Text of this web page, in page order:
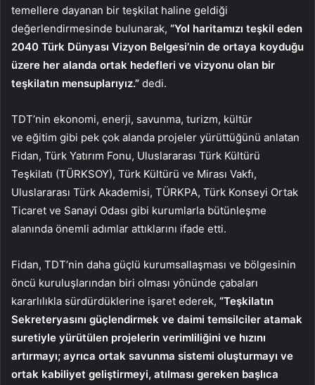
temellere dayanan bir teşkilat haline geldiği
değerlendirmesinde bulunarak, “Yol haritamızı teşkil eden
2040 Türk Dünyası Vizyon Belgesi’nin de ortaya koyduğu
üzere her alanda ortak hedefleri ve vizyonu olan bir
teşkilatın mensuplarıyız.” dedi.
TDT’nin ekonomi, enerji, savunma, turizm, kültür
ve eğitim gibi pek çok alanda projeler yürüttüğünü anlatan
Fidan, Türk Yatırım Fonu, Uluslararası Türk Kültürü
Teşkilatı (TÜRKSOY), Türk Kültürü ve Mirası Vakfı,
Uluslararası Türk Akademisi, TÜRKPA, Türk Konseyi Ortak
Ticaret ve Sanayi Odası gibi kurumlarla bütünleşme
alanında önemli adımlar attıklarını ifade etti.
Fidan, TDT’nin daha güçlü kurumsallaşması ve bölgesinin
öncü kuruluşlarından biri olması yönünde çabaları
kararlılıkla sürdürdüklerine işaret ederek, “Teşkilatın
Sekreteryasını güçlendirmek ve daimi temsilciler atamak
suretiyle yürütülen projelerin verimliliğini ve hızını
artırmayı; ayrıca ortak savunma sistemi oluşturmayı ve
ortak kabiliyet geliştirmeyi, atılması gereken başlıca